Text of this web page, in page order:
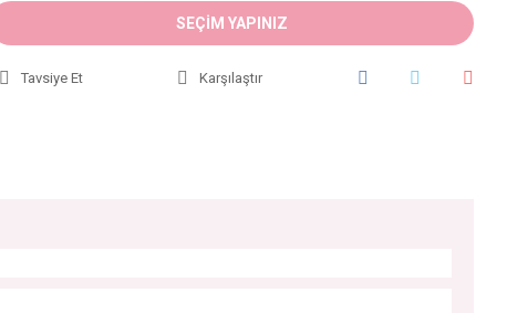
SEÇİM YAPINIZ
Tavsiye Et Karşılaştır